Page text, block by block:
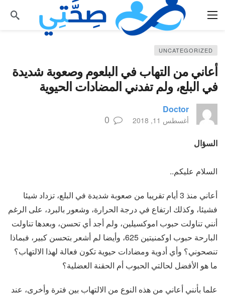
UNCATEGORIZED
أعاني من التهاب في البلعوم وصعوبة شديدة
في البلع، ولم تفدني المضادات الحيوية
Doctor
أغسطس 11, 2018 0
السؤال
السلام عليكم..
أعاني منذ 3 أيام تقريبا من صعوبة شديدة في البلع، تزداد شيئا
فشيئا، وكذلك ارتفاع في درجة الحرارة، وشعور بالبرد، على الرغم
أنني تناولت حبوب اموكسيلين، ولم أجد أي تحسن، وبعدها تناولت
البارحة حبوب اوكمنيتين 625، وأيضا لم أشعر بتحسن كبير، فبماذا
تنصحوني؟ وأي أدوية ومضادات حيوية تكون فعالة لهذا الالتهاب؟
ما هو الأفضل لحالتي الحبوب أم الحقنة العضلية؟
علما بأنني أعاني من هذه النوع من الالتهاب بين فترة وأخرى، عند